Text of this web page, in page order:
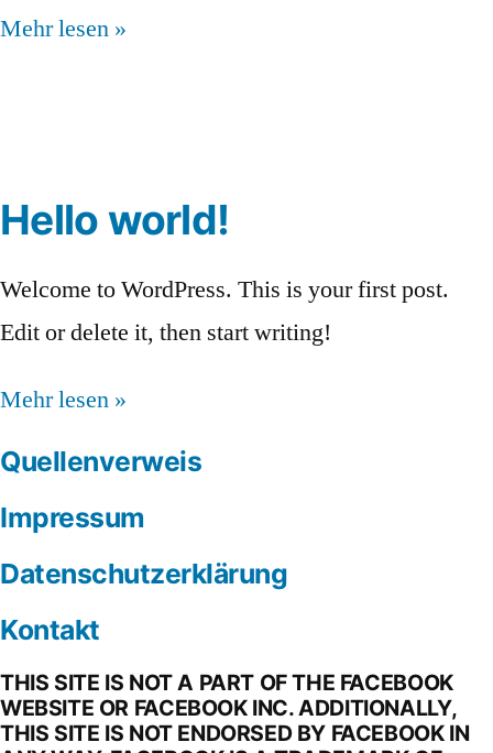
Mehr lesen »
Hello world!
Welcome to WordPress. This is your first post.
Edit or delete it, then start writing!
Mehr lesen »
Quellenverweis
Impressum
Datenschutzerklärung
Kontakt
THIS SITE IS NOT A PART OF THE FACEBOOK
WEBSITE OR FACEBOOK INC. ADDITIONALLY,
THIS SITE IS NOT ENDORSED BY FACEBOOK IN